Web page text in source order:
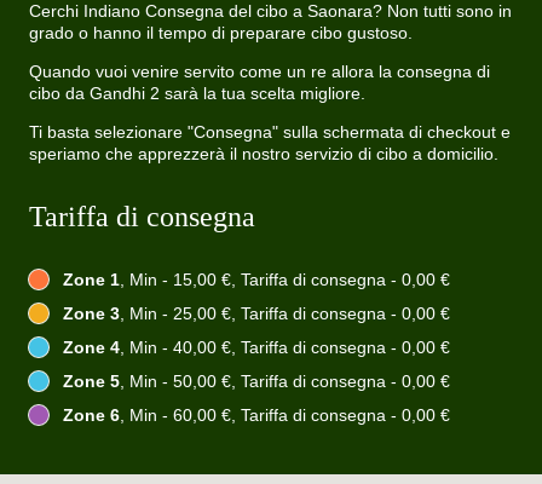
Cerchi Indiano Consegna del cibo a Saonara? Non tutti sono in
grado o hanno il tempo di preparare cibo gustoso.
Quando vuoi venire servito come un re allora la consegna di
cibo da Gandhi 2 sarà la tua scelta migliore.
Ti basta selezionare "Consegna" sulla schermata di checkout e
speriamo che apprezzerà il nostro servizio di cibo a domicilio.
Tariffa di consegna
Zone 1, Min - 15,00 €, Tariffa di consegna - 0,00 €
Zone 3, Min - 25,00 €, Tariffa di consegna - 0,00 €
Zone 4, Min - 40,00 €, Tariffa di consegna - 0,00 €
Zone 5, Min - 50,00 €, Tariffa di consegna - 0,00 €
Zone 6, Min - 60,00 €, Tariffa di consegna - 0,00 €